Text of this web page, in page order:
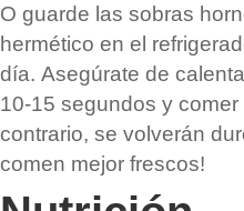
O guarde las sobras
hermético en el
día. Asegúrate de
10-15 segundos y
contrario, se volverán
comen mejor frescos!